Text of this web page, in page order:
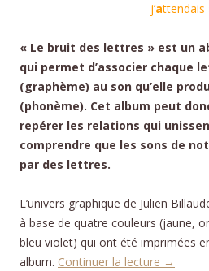
j’attendais
« Le bruit des lettres » est un
qui permet d’associer chaque
(graphème) au son qu’elle
(phonème). Cet album peut
repérer les relations qui
comprendre que les sons de
par des lettres.
L’univers graphique de Julien
à base de quatre couleurs (jaune,
bleu violet) qui ont été imprimées
album. Continuer la lecture →